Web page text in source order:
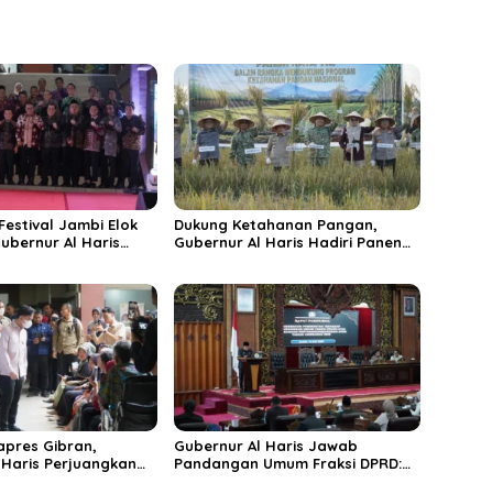
Jambi Elok
Al Haris
Dukung Ketahanan Pangan,
Gubernur Al Haris Hadiri Panen
Gibran,
Perjuangkan
Gubernur Al Haris Jawab
Pandangan Umum Fraksi DPRD: